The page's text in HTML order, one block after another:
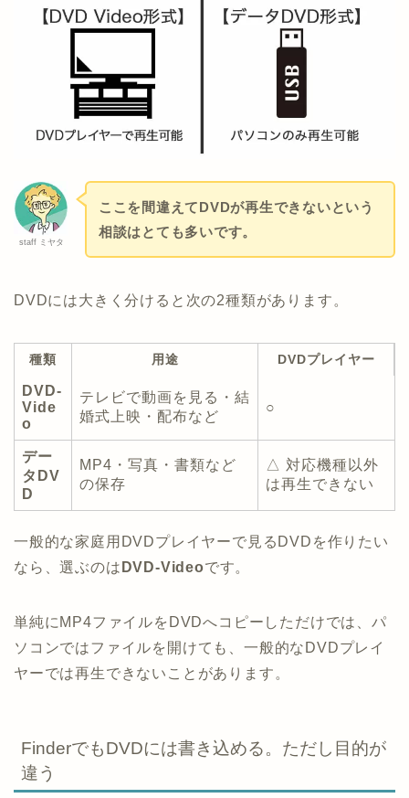
staff ミヤタ
ここを間違えてDVDが再生できないという
相談はとても多いです。
DVDには大きく分けると次の2種類があります。
種類 用途 DVDプレイヤー
DVD-
Vide
o
テレビで動画を見る・結
婚式上映・配布など
○
デー
タDV
D
MP4・写真・書類など
の保存
△ 対応機種以外
は再生できない
一般的な家庭用DVDプレイヤーで見るDVDを作りたい
なら、選ぶのは DVD-Videoです。
単純にMP4ファイルをDVDへコピーしただけでは、パ
ソコンではファイルを開けても、一般的なDVDプレイ
ヤーでは再生できないことがあります。
FinderでもDVDには書き込める。ただし目的が
違う